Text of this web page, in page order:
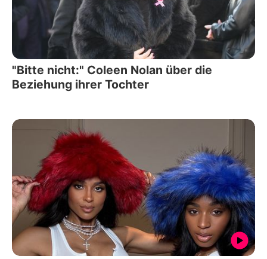
"Bitte nicht:" Coleen Nolan über die
Beziehung ihrer Tochter